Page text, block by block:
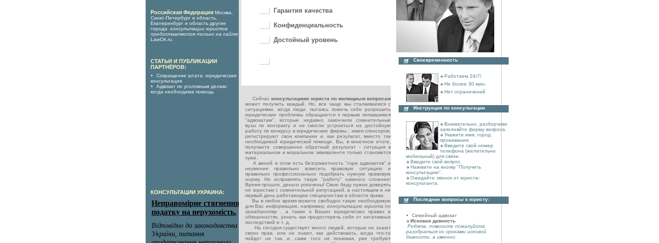
Российская Федерация Москва,
Санкт-Петербург и область,
Екатеринбург и область другие
города: консультации юристов
предоставляются только на сайте
LawOk.ru
СТАТЬИ И ПУБЛИКАЦИИ
ПАРТНЁРОВ:
Сокращение штата: юридическая
консультация
Адвокат по уголовным делам:
когда необходима помощь
КОНСУЛЬТАЦИИ УКРАИНА:
Гарантия качества
Конфиденциальность
Достойный уровень
Сейчас консультациию юриста по жилищным вопросам
может получить каждый. Но, все чаще мы сталкиваемся с
ситуациями, когда люди, пытаясь помочь себе разрешить
юридические проблемы обращаются к первым попавшимся
"адвокатам", которые недавно закончили сомнительные
вузы по контракту и не смогли устроиться на достойную
работу по конкурсу в юридические фирмы ; имея спонсоров,
регистрируют свои компании и, как результат, вместо так
необходимой юридической помощи, Вы, в конечном итоге,
получаете совершенно обратный результат - ситуация в
материальном и моральном эквиваленте только становится
хуже.
А виной в этом есть безграмотность "горе адвокатов" и
неумение правильно взвесить правовую ситуацию и
правильно профессионально подобрать нужную правовую
норму. Но исправлять такую "работу" намного сложнее!
Время прошло, деньги уплачены! Свою беду нужно доверять
не юристам с сомнительной репутацией, а настоящим и не
первый день работающим специалистам в области права.
Вы в любое время можете свободно такую необходимую
для Вас информацию, например,консультацию юриста по
гражданству
, а также о Ваших юридических правах и
обязанностях, узнать как предостеречь себя от негативных
последствий и т. д.
На сегодня существует много людей, которые не знают
своих прав, или не знают, как действовать, когда что-то
пойдет не так, и, сами того не понимая, уже требуют
Своевременность
Работаем 24/7!
Не более 30 мин.
Нет ограничений
Инструкция по консультации
Внимательно, разборчиво
заполняйте форму вопроса.
Укажите имя, город
проживания.
Введите свой номер
телефона (желательно
мобильный) для связи.
Введите свой вопрос.
Нажмите на кнопку "Получить
консультацию".
Ожидайте звонок от юриста-
консультанта.
Последние вопросы к юристу:
Семейный адвокат
Исковая давность
Ребята, помогите пожалуйста
разобраться со сроками исковой
давности, а именно: